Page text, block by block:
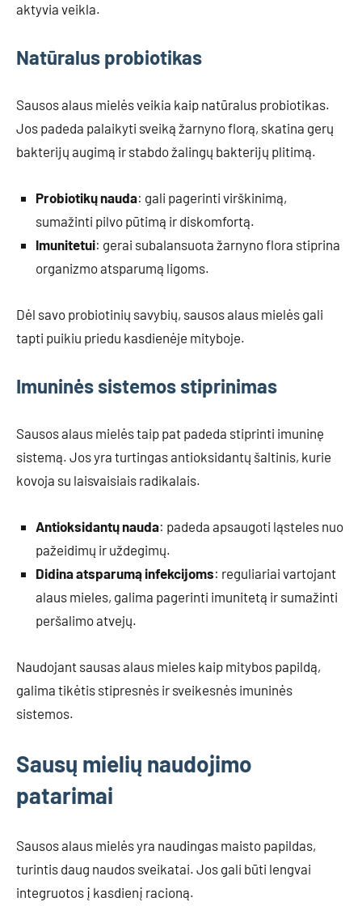
aktyvia veikla.
Natūralus probiotikas
Sausos alaus mielės veikia kaip natūralus probiotikas.
Jos padeda palaikyti sveiką žarnyno florą, skatina gerų
bakterijų augimą ir stabdo žalingų bakterijų plitimą.
Probiotikų nauda: gali pagerinti virškinimą,
sumažinti pilvo pūtimą ir diskomfortą.
Imunitetui: gerai subalansuota žarnyno flora stiprina
organizmo atsparumą ligoms.
Dėl savo probiotinių savybių, sausos alaus mielės gali
tapti puikiu priedu kasdienėje mityboje.
Imuninės sistemos stiprinimas
Sausos alaus mielės taip pat padeda stiprinti imuninę
sistemą. Jos yra turtingas antioksidantų šaltinis, kurie
kovoja su laisvaisiais radikalais.
Antioksidantų nauda: padeda apsaugoti ląsteles nuo
pažeidimų ir uždegimų.
Didina atsparumą infekcijoms: reguliariai vartojant
alaus mieles, galima pagerinti imunitetą ir sumažinti
peršalimo atvejų.
Naudojant sausas alaus mieles kaip mitybos papildą,
galima tikėtis stipresnės ir sveikesnės imuninės
sistemos.
Sausų mielių naudojimo
patarimai
Sausos alaus mielės yra naudingas maisto papildas,
turintis daug naudos sveikatai. Jos gali būti lengvai
integruotos į kasdienį racioną.